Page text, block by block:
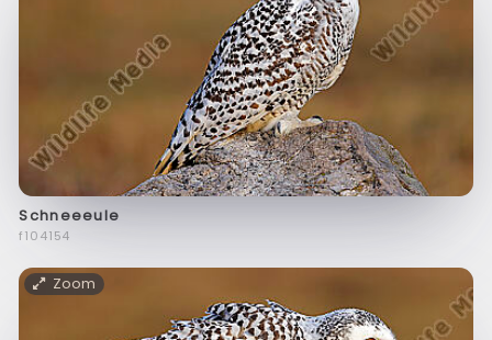
Schneeeule
f104154
Zoom